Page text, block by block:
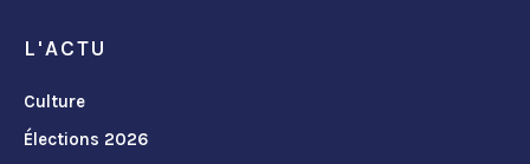
L'ACTU
Culture
Élections 2026